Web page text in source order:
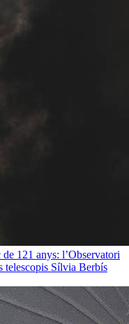
121 anys: l’Observatori
telescopis Sílvia Berbís